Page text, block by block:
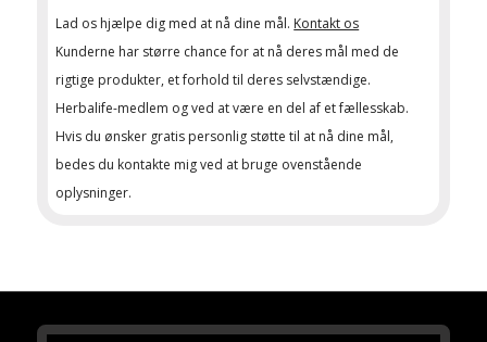
Lad os hjælpe dig med at nå dine mål. Kontakt os
Kunderne har større chance for at nå deres mål med de
rigtige produkter, et forhold til deres selvstændige.
Herbalife-medlem og ved at være en del af et fællesskab.
Hvis du ønsker gratis personlig støtte til at nå dine mål,
bedes du kontakte mig ved at bruge ovenstående
oplysninger.